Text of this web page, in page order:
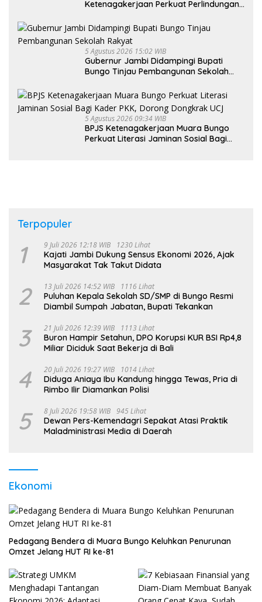
Ketenagakerjaan Perkuat Perlindungan
5 Agustus 2026 15:02 WIB
Gubernur Jambi Didampingi Bupati
Bungo Tinjau Pembangunan Sekolah
5 Agustus 2026 09:34 WIB
BPJS Ketenagakerjaan Muara Bungo
Perkuat Literasi Jaminan Sosial Bagi
Terpopuler
1 9 Juli 2026 12:18 WIB 1230 Lihat
Kajati Jambi Dukung Sensus Ekonomi 2026, Ajak
Masyarakat Tak Takut Didata
2 13 Juli 2026 14:52 WIB 1116 Lihat
Puluhan Kepala Sekolah SD/SMP di Bungo Resmi
Diambil Sumpah Jabatan, Bupati Tekankan
3 21 Juli 2026 12:39 WIB 1113 Lihat
Buron Hampir Setahun, DPO Korupsi KUR BSI Rp4,8
Miliar Diciduk Saat Bekerja di Bali
4 20 Juli 2026 19:27 WIB 1014 Lihat
Diduga Aniaya Ibu Kandung hingga Tewas, Pria di
Rimbo Ilir Diamankan Polisi
5 8 Juli 2026 19:58 WIB 945 Lihat
Dewan Pers-Kemendagri Sepakat Atasi Praktik
Maladministrasi Media di Daerah
Ekonomi
Pedagang Bendera di Muara Bungo Keluhkan Penurunan
Omzet Jelang HUT RI ke-81